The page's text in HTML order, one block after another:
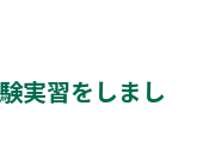
実習をしまし